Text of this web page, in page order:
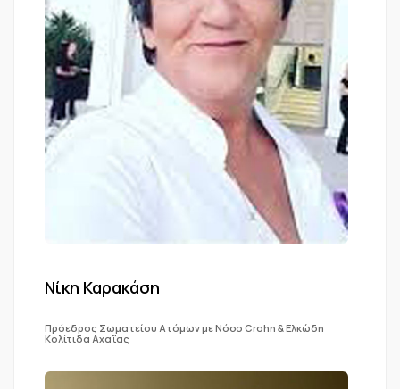
Νίκη Καρακάση
Πρόεδρος Σωματείου Ατόμων με Νόσο Crohn & Ελκώδη
Κολίτιδα Αχαΐας